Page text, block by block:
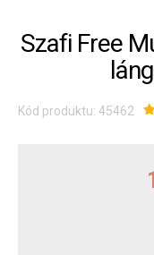
Szafi Free
Kód produktu: 45462